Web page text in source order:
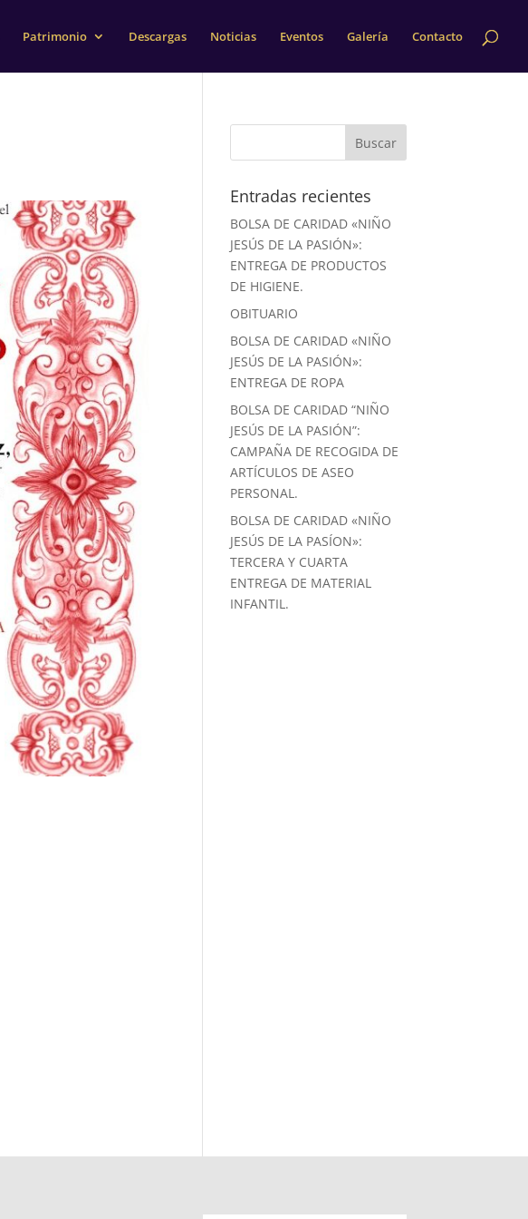
Patrimonio Descargas Noticias Eventos Galería Contacto
Entradas recientes
BOLSA DE CARIDAD «NIÑO
JESÚS DE LA PASIÓN»:
ENTREGA DE PRODUCTOS
DE HIGIENE.
OBITUARIO
BOLSA DE CARIDAD «NIÑO
JESÚS DE LA PASIÓN»:
ENTREGA DE ROPA
BOLSA DE CARIDAD “NIÑO
JESÚS DE LA PASIÓN”:
CAMPAÑA DE RECOGIDA DE
ARTÍCULOS DE ASEO
PERSONAL.
BOLSA DE CARIDAD «NIÑO
JESÚS DE LA PASÍON»:
TERCERA Y CUARTA
ENTREGA DE MATERIAL
INFANTIL.